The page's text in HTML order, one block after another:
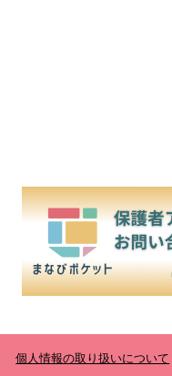
個人情報の取り扱いについて